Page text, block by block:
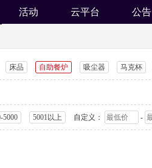
活动 云平台 公告
床品 自助餐炉 吸尘器 马克杯
5000 5001以上 自定义： -